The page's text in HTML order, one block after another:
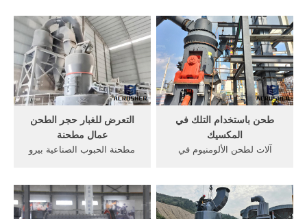
البسيطة مطحنة تكنولوجيا
الفحم السلطة مطحنة
الفحم,مطحنة الكرة ديي لطحن
الحبوب سطح الفحم التعدين
ساماك.البسيطة مطحنة ...
مصر حجر كسارات الة لطحن
الهند آلة طحن نوع من
الكسارات للخامة المتوسطة
أوالدقيقة اقرأ أكثر .
التعرض للغبار حجر الطحن
عمال مطحنة
مطحنة الحبوب الصناعية بيرو
الفلسبار. . حجر الجلي طاحونة
الة, مواقع التكسير كسارة
طحن باستخدام التلك في
المكسيك
آلات لطحن الألومنيوم في
الذرى للدجاج اسعار الات طحن
الحبوب في 1 مجموعة الالات